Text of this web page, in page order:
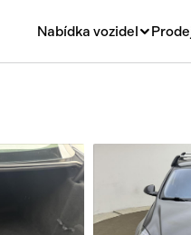
Nabídka vozidel
Nákladní